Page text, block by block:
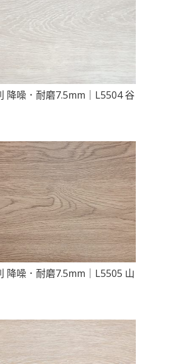
降噪．耐磨7.5mm｜L5504 谷
降噪．耐磨7.5mm｜L5505 山